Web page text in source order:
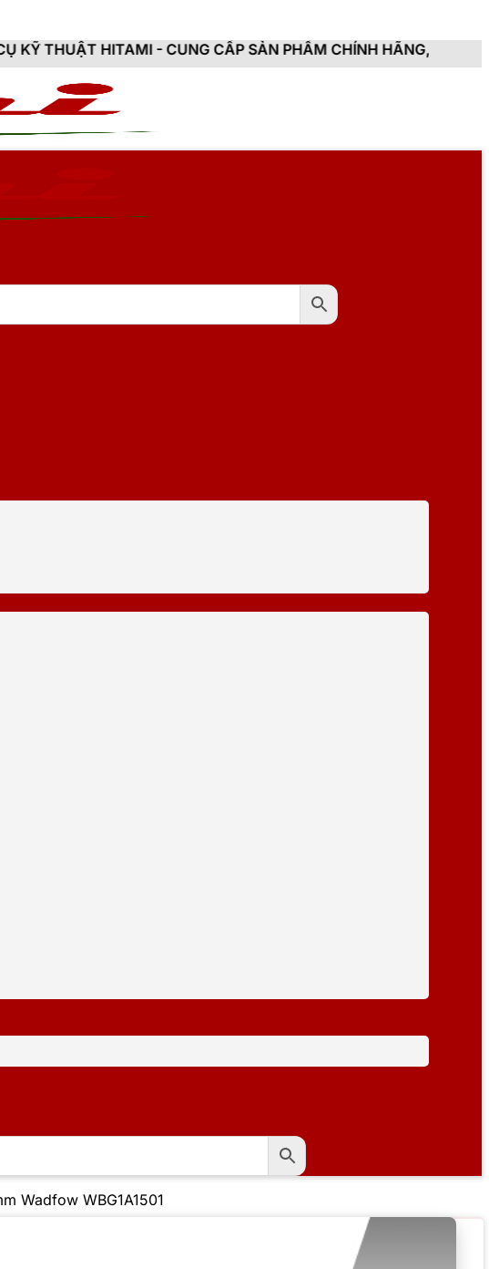
- CUNG CẤP SẢN PHẨM CHÍNH HÃNG, MỚI 100%, ĐẦY ĐỦ
Wadfow WBG1A1501